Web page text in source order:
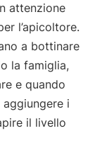
attenzione
l’apicoltore.
a bottinare
la famiglia,
e quando
i
il livello